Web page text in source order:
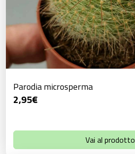
Parodia microsperma
2,95€
Vai al prodotto